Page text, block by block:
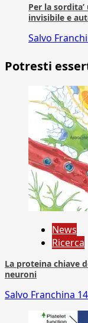
Per la
invisibile e
Salvo
Potresti
News
Ricerca
La proteina chiave
neuroni
Salvo Franchina